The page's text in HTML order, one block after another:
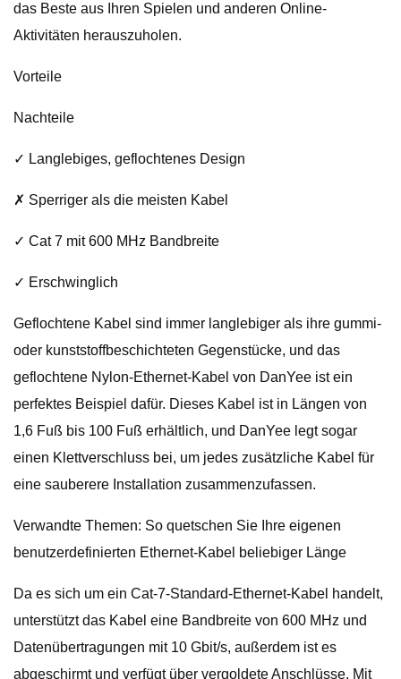
das Beste aus Ihren Spielen und anderen Online-
Aktivitäten herauszuholen.
Vorteile
Nachteile
✓ Langlebiges, geflochtenes Design
✗ Sperriger als die meisten Kabel
✓ Cat 7 mit 600 MHz Bandbreite
✓ Erschwinglich
Geflochtene Kabel sind immer langlebiger als ihre gummi-
oder kunststoffbeschichteten Gegenstücke, und das
geflochtene Nylon-Ethernet-Kabel von DanYee ist ein
perfektes Beispiel dafür. Dieses Kabel ist in Längen von
1,6 Fuß bis 100 Fuß erhältlich, und DanYee legt sogar
einen Klettverschluss bei, um jedes zusätzliche Kabel für
eine sauberere Installation zusammenzufassen.
Verwandte Themen: So quetschen Sie Ihre eigenen
benutzerdefinierten Ethernet-Kabel beliebiger Länge
Da es sich um ein Cat-7-Standard-Ethernet-Kabel handelt,
unterstützt das Kabel eine Bandbreite von 600 MHz und
Datenübertragungen mit 10 Gbit/s, außerdem ist es
abgeschirmt und verfügt über vergoldete Anschlüsse. Mit